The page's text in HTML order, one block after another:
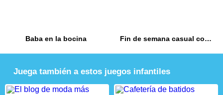
Baba en la bocina Fin de semana casual con las fashionistas
Juega también a estos juegos infantiles